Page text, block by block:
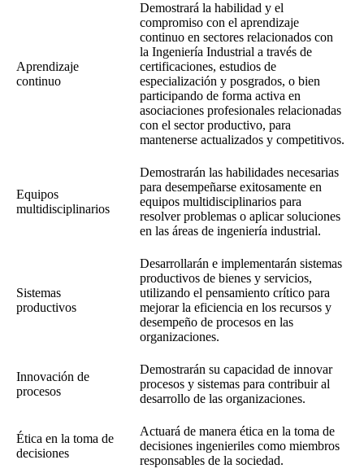
Aprendizaje
continuo
Demostrará la habilidad y el
compromiso con el aprendizaje
continuo en sectores relacionados con
la Ingeniería Industrial a través de
certificaciones, estudios de
especialización y posgrados, o bien
participando de forma activa en
asociaciones profesionales relacionadas
con el sector productivo, para
mantenerse actualizados y competitivos.
Equipos
multidisciplinarios
Demostrarán las habilidades necesarias
para desempeñarse exitosamente en
equipos multidisciplinarios para
resolver problemas o aplicar soluciones
en las áreas de ingeniería industrial.
Sistemas
productivos
Desarrollarán e implementarán sistemas
productivos de bienes y servicios,
utilizando el pensamiento crítico para
mejorar la eficiencia en los recursos y
desempeño de procesos en las
organizaciones.
Innovación de
procesos
Demostrarán su capacidad de innovar
procesos y sistemas para contribuir al
desarrollo de las organizaciones.
Ética en la toma de
decisiones
Actuará de manera ética en la toma de
decisiones ingenieriles como miembros
responsables de la sociedad.